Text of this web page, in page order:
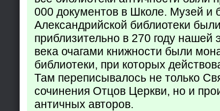
000 документов в Школе. Музей и
Александрийской библиотеки
приблизительно в 270 году
века очагами книжности были
библиотеки, при которых
Там переписывалось не только
сочинения Отцов Церкви, но и
античных авторов.